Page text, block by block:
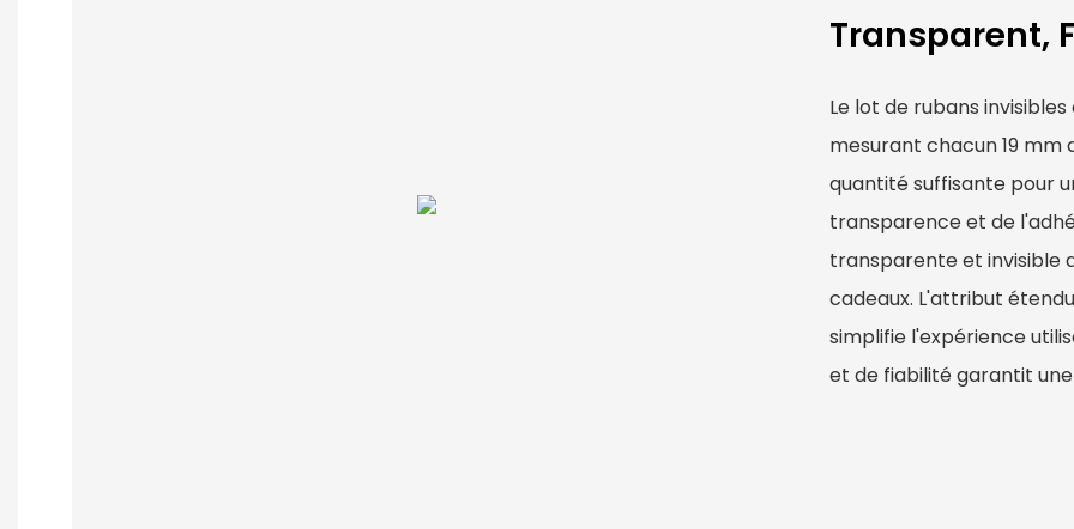
Transparent,
Le lot de rubans
mesurant chacun 19 mm
quantité suffisante pour
transparence et de
transparente et invisible
cadeaux. L'attribut
simplifie l'expérience
et de fiabilité garantit